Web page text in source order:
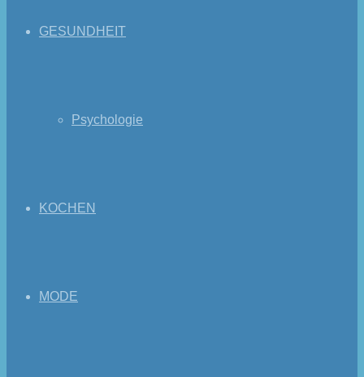
GESUNDHEIT
Psychologie
KOCHEN
MODE